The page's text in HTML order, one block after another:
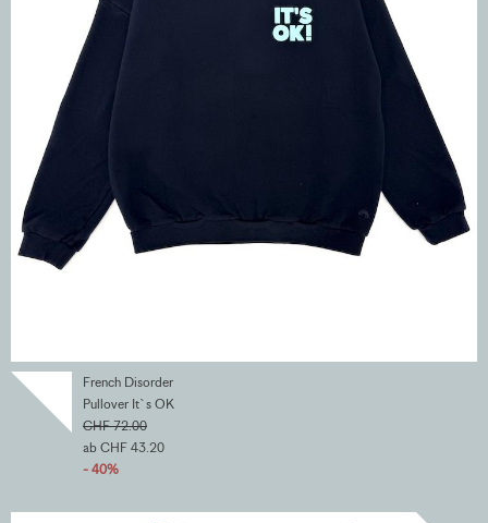
French Disorder
Pullover It`s OK
CHF 72.00
ab CHF 43.20
- 40%